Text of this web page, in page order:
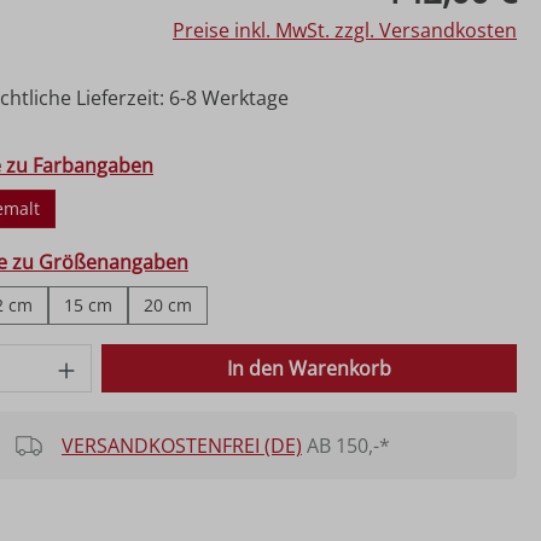
Preise inkl. MwSt. zzgl. Versandkosten
Lieferzeit: 6-8 Werktage
zu Farbangaben
zu Größenangaben
cm 15 cm 20 cm
Anzahl: Gib den gewünschten Wert
In den Warenkorb
VERSANDKOSTENFREI (DE) AB 150,-*